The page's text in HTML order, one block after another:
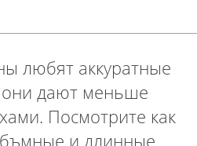
любят аккуратные
дают меньше
Посмотрите как
и длинные